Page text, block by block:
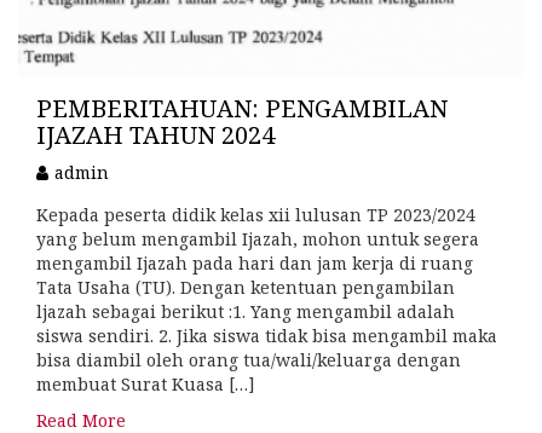
PEMBERITAHUAN: PENGAMBILAN
IJAZAH TAHUN 2024
admin
Kepada peserta didik kelas xii lulusan TP 2023/2024
yang belum mengambil Ijazah, mohon untuk segera
mengambil Ijazah pada hari dan jam kerja di ruang
Tata Usaha (TU). Dengan ketentuan pengambilan
ljazah sebagai berikut :1. Yang mengambil adalah
siswa sendiri. 2. Jika siswa tidak bisa mengambil maka
bisa diambil oleh orang tua/wali/keluarga dengan
membuat Surat Kuasa […]
Read More